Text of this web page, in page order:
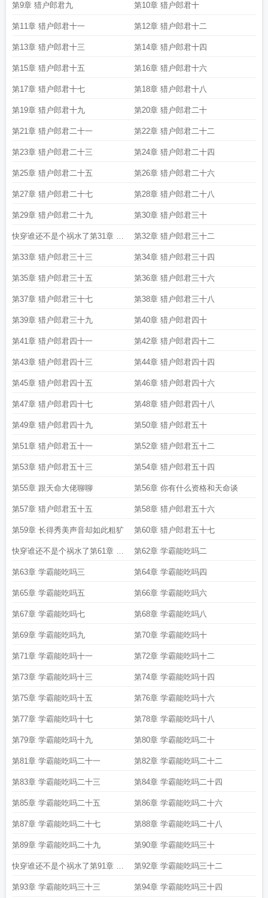
第9章 猎户郎君九 第10章 猎户郎君十
第11章 猎户郎君十一 第12章 猎户郎君十二
第13章 猎户郎君十三 第14章 猎户郎君十四
第15章 猎户郎君十五 第16章 猎户郎君十六
第17章 猎户郎君十七 第18章 猎户郎君十八
第19章 猎户郎君十九 第20章 猎户郎君二十
第21章 猎户郎君二十一 第22章 猎户郎君二十二
第23章 猎户郎君二十三 第24章 猎户郎君二十四
第25章 猎户郎君二十五 第26章 猎户郎君二十六
第27章 猎户郎君二十七 第28章 猎户郎君二十八
第29章 猎户郎君二十九 第30章 猎户郎君三十
快穿谁还不是个祸水了第31章 猎
户郎君三十一
第32章 猎户郎君三十二
第33章 猎户郎君三十三 第34章 猎户郎君三十四
第35章 猎户郎君三十五 第36章 猎户郎君三十六
第37章 猎户郎君三十七 第38章 猎户郎君三十八
第39章 猎户郎君三十九 第40章 猎户郎君四十
第41章 猎户郎君四十一 第42章 猎户郎君四十二
第43章 猎户郎君四十三 第44章 猎户郎君四十四
第45章 猎户郎君四十五 第46章 猎户郎君四十六
第47章 猎户郎君四十七 第48章 猎户郎君四十八
第49章 猎户郎君四十九 第50章 猎户郎君五十
第51章 猎户郎君五十一 第52章 猎户郎君五十二
第53章 猎户郎君五十三 第54章 猎户郎君五十四
第55章 跟天命大佬聊聊 第56章 你有什么资格和天命谈
第57章 猎户郎君五十五 第58章 猎户郎君五十六
第59章 长得秀美声音却如此粗犷 第60章 猎户郎君五十七
快穿谁还不是个祸水了第61章 学
霸能吃吗一
第62章 学霸能吃吗二
第63章 学霸能吃吗三 第64章 学霸能吃吗四
第65章 学霸能吃吗五 第66章 学霸能吃吗六
第67章 学霸能吃吗七 第68章 学霸能吃吗八
第69章 学霸能吃吗九 第70章 学霸能吃吗十
第71章 学霸能吃吗十一 第72章 学霸能吃吗十二
第73章 学霸能吃吗十三 第74章 学霸能吃吗十四
第75章 学霸能吃吗十五 第76章 学霸能吃吗十六
第77章 学霸能吃吗十七 第78章 学霸能吃吗十八
第79章 学霸能吃吗十九 第80章 学霸能吃吗二十
第81章 学霸能吃吗二十一 第82章 学霸能吃吗二十二
第83章 学霸能吃吗二十三 第84章 学霸能吃吗二十四
第85章 学霸能吃吗二十五 第86章 学霸能吃吗二十六
第87章 学霸能吃吗二十七 第88章 学霸能吃吗二十八
第89章 学霸能吃吗二十九 第90章 学霸能吃吗三十
快穿谁还不是个祸水了第91章 学
霸能吃吗三十一
第92章 学霸能吃吗三十二
第93章 学霸能吃吗三十三 第94章 学霸能吃吗三十四